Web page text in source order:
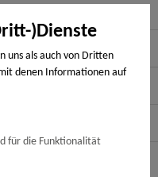
)Dienste
uns als auch von Dritten
denen Informationen auf
Ihrem Endgerät abgerufen
und Statistik-Cookies. Bei
solche, die technisch
Dienst
nur auf Grund einer von
für die Funktionalität